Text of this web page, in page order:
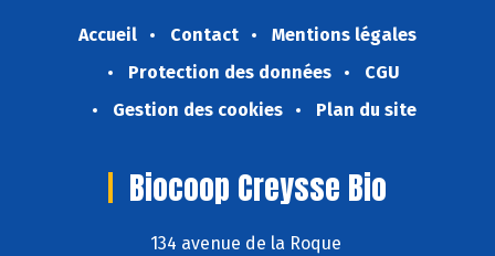
Accueil Contact
Mentions légales
Protection des données
CGU
Gestion des cookies
Plan du site
Biocoop Creysse Bio
134 avenue de la Roque